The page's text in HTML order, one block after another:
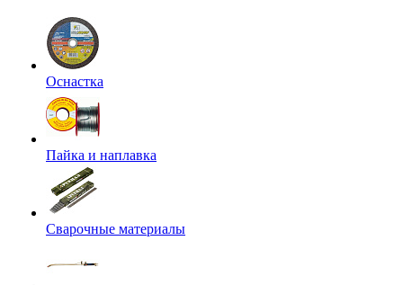
Оснастка
Пайка и наплавка
Сварочные материалы